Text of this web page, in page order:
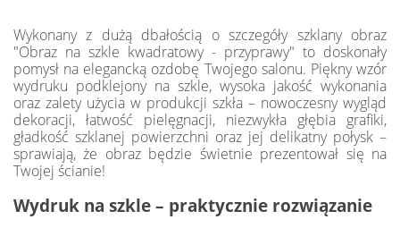
Wykonany z dużą dbałością o szczegóły szklany obraz
"Obraz na szkle kwadratowy - przyprawy" to doskonały
pomysł na elegancką ozdobę Twojego salonu. Piękny wzór
wydruku podklejony na szkle, wysoka jakość wykonania
oraz zalety użycia w produkcji szkła – nowoczesny wygląd
dekoracji, łatwość pielęgnacji, niezwykła głębia grafiki,
gładkość szklanej powierzchni oraz jej delikatny połysk –
sprawiają, że obraz będzie świetnie prezentował się na
Twojej ścianie!
Wydruk na szkle – praktycznie rozwiązanie